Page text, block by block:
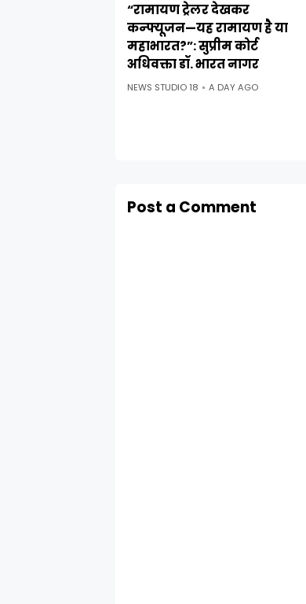
“रामायण ट्रेलर देखकर
कन्फ्यूजन—यह रामायण है या
महाभारत?”: सुप्रीम कोर्ट
अधिवक्ता डॉ. भारत नागर
NEWS STUDIO 18 A DAY AGO
Post a Comment